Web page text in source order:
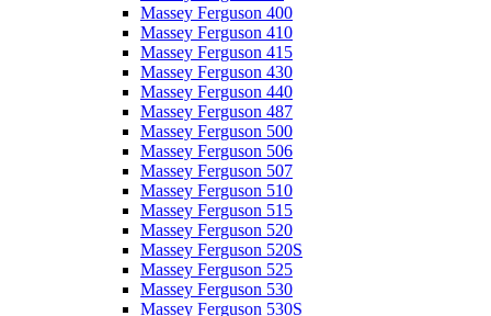
Massey Ferguson 400
Massey Ferguson 410
Massey Ferguson 415
Massey Ferguson 430
Massey Ferguson 440
Massey Ferguson 487
Massey Ferguson 500
Massey Ferguson 506
Massey Ferguson 507
Massey Ferguson 510
Massey Ferguson 515
Massey Ferguson 520
Massey Ferguson 520S
Massey Ferguson 525
Massey Ferguson 530
Massey Ferguson 530S